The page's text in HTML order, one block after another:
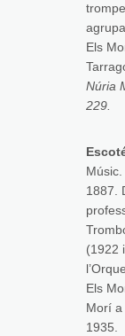
Els
Núria
229.
1887.
(1922
Els
Morí a
1935.